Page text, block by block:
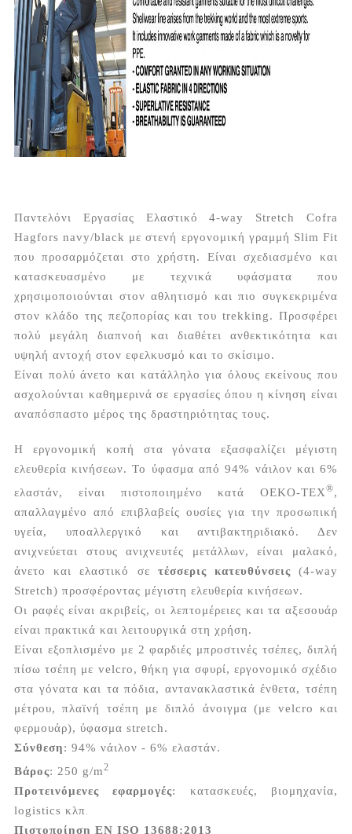
Παντελόνι Εργασίας Ελαστικό 4-way Stretch Cofra
Hagfors navy/black με στενή εργονομική γραμμή Slim Fit
που προσαρμόζεται στο χρήστη. Είναι σχεδιασμένο και
κατασκευασμένο με τεχνικά υφάσματα που
χρησιμοποιούνται στον αθλητισμό και πιο συγκεκριμένα
στον κλάδο της πεζοπορίας και του trekking. Προσφέρει
πολύ μεγάλη διαπνοή και διαθέτει ανθεκτικότητα και
υψηλή αντοχή στον εφελκυσμό και το σκίσιμο.
Είναι πολύ άνετο και κατάλληλο για όλους εκείνους που
ασχολούνται καθημερινά σε εργασίες όπου η κίνηση είναι
αναπόσπαστο μέρος της δραστηριότητας τους.
Η εργονομική κοπή στα γόνατα εξασφαλίζει μέγιστη
ελευθερία κινήσεων. Το ύφασμα από 94% νάιλον και 6%
ελαστάν, είναι πιστοποιημένο κατά OEKO-TEX®,
απαλλαγμένο από επιβλαβείς ουσίες για την προσωπική
υγεία, υποαλλεργικό και αντιβακτηριδιακό. Δεν
ανιχνεύεται στους ανιχνευτές μετάλλων, είναι μαλακό,
άνετο και ελαστικό σε τέσσερις κατευθύνσεις (4-way
Stretch) προσφέροντας μέγιστη ελευθερία κινήσεων.
Οι ραφές είναι ακριβείς, οι λεπτομέρειες και τα αξεσουάρ
είναι πρακτικά και λειτουργικά στη χρήση.
Είναι εξοπλισμένο με 2 φαρδιές μπροστινές τσέπες, διπλή
πίσω τσέπη με velcro, θήκη για σφυρί, εργονομικό σχέδιο
στα γόνατα και τα πόδια, αντανακλαστικά ένθετα, τσέπη
μέτρου, πλαϊνή τσέπη με διπλό άνοιγμα (με velcro και
φερμουάρ), ύφασμα stretch.
Σύνθεση: 94% νάιλον - 6% ελαστάν.
Βάρος: 250 g/m2
Προτεινόμενες εφαρμογές: κατασκευές, βιομηχανία,
logistics κλπ
Πιστοποίηση EN ISO 13688:2013